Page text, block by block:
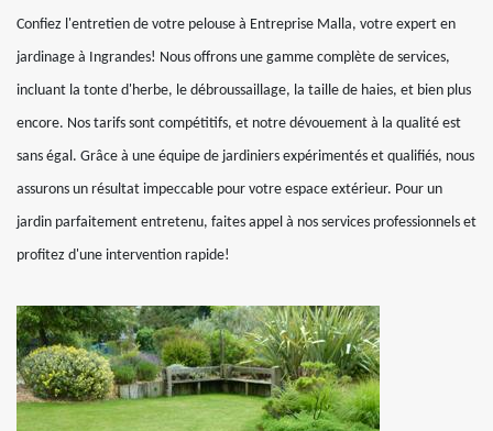
Confiez l'entretien de votre pelouse à Entreprise Malla, votre expert en
jardinage à Ingrandes! Nous offrons une gamme complète de services,
incluant la tonte d'herbe, le débroussaillage, la taille de haies, et bien plus
encore. Nos tarifs sont compétitifs, et notre dévouement à la qualité est
sans égal. Grâce à une équipe de jardiniers expérimentés et qualifiés, nous
assurons un résultat impeccable pour votre espace extérieur. Pour un
jardin parfaitement entretenu, faites appel à nos services professionnels et
profitez d'une intervention rapide!